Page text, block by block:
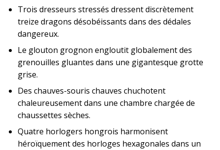
Trois dresseurs stressés dressent discrètement
treize dragons désobéissants dans des dédales
dangereux.
Le glouton grognon engloutit globalement des
grenouilles gluantes dans une gigantesque grotte
grise.
Des chauves-souris chauves chuchotent
chaleureusement dans une chambre chargée de
chaussettes sèches.
Quatre horlogers hongrois harmonisent
héroïquement des horloges hexagonales dans un